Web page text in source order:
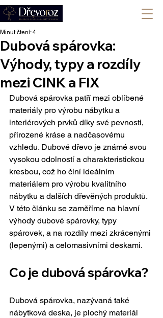
Dubová spárovka:
Výhody, typy a rozdíly
mezi CINK a FIX
Minut čtení: 4
Dubová spárovka patří mezi oblíbené
materiály pro výrobu nábytku a
interiérových prvků díky své pevnosti,
přirozené kráse a nadčasovému
vzhledu. Dubové dřevo je známé svou
vysokou odolností a charakteristickou
kresbou, což ho činí ideálním
materiálem pro výrobu kvalitního
nábytku a dalších dřevěných produktů.
V této článku se zaměříme na hlavní
výhody dubové spárovky, typy
spárovek, a na rozdíly mezi zkrácenými
(lepenými) a celomasivními deskami.
Co je dubová spárovka?
Dubová spárovka, nazývaná také
nábytková deska, je plochý materiál